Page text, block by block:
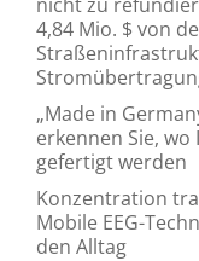
4,84 Mio. $ von
„Made in
erkennen Sie,
gefertigt werden
Konzentration
Mobile EEG-
den Alltag